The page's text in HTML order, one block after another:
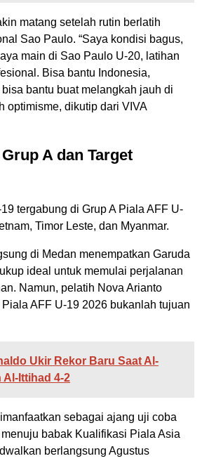
matang setelah rutin berlatih
Sao Paulo. “Saya kondisi bagus,
main di Sao Paulo U-20, latihan
Bisa bantu Indonesia,
bantu buat melangkah jauh di
optimisme, dikutip dari VIVA
A dan Target
tergabung di Grup A Piala AFF U-
Timor Leste, dan Myanmar.
di Medan menempatkan Garuda
ideal untuk memulai perjalanan
Namun, pelatih Nova Arianto
AFF U-19 2026 bukanlah tujuan
Ukir Rekor Baru Saat Al-
Al-Ittihad 4-2
sebagai ajang uji coba
babak Kualifikasi Piala Asia
berlangsung Agustus